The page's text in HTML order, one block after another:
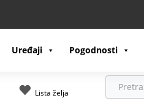
Uređaji Pogodnosti
Lista želja